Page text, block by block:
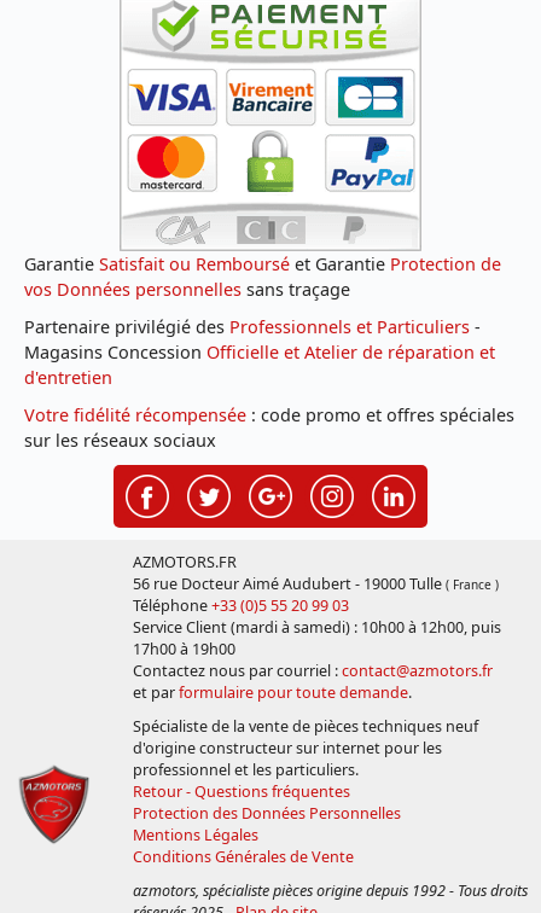
Garantie Satisfait ou Remboursé et Garantie Protection de
vos Données personnelles sans traçage
Partenaire privilégié des Professionnels et Particuliers -
Magasins Concession Officielle et Atelier de réparation et
d'entretien
Votre fidélité récompensée : code promo et offres spéciales
sur les réseaux sociaux
AZMOTORS.FR
56 rue Docteur Aimé Audubert - 19000 Tulle ( France )
Téléphone+33 (0)5 55 20 99 03
Service Client (mardi à samedi) : 10h00 à 12h00, puis
17h00 à 19h00
Contactez nous par courriel :contact@azmotors.fr
et parformulaire pour toute demande.
Spécialiste de la vente de pièces techniques neuf
d'origine constructeur sur internet pour les
professionnel et les particuliers.
Retour - Questions fréquentes
Protection des Données Personnelles
Mentions Légales
Conditions Générales de Vente
azmotors, spécialiste pièces origine depuis 1992 - Tous droits